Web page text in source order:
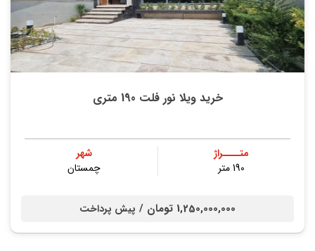
خرید ویلا نور فلت 190 متری
متــــراژ
190 متر
شهر
چمستان
1,250,000,000 تومان / پیش پرداخت